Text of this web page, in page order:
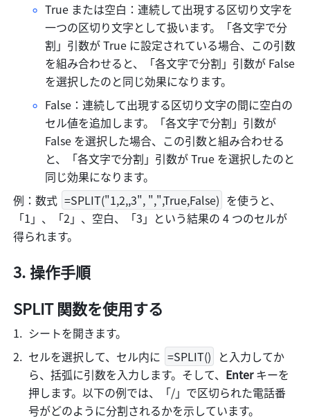
True または空白：連続して出現する区切り文字を
一つの区切り文字として扱います。「各文字で分
割」引数が True に設定されている場合、この引数
を組み合わせると、「各文字で分割」引数が False
を選択したのと同じ効果になります。
False：連続して出現する区切り文字の間に空白の
セル値を追加します。「各文字で分割」引数が
False を選択した場合、この引数と組み合わせる
と、「各文字で分割」引数が True を選択したのと
同じ効果になります。
例：数式 =SPLIT("1,2,,3", ",",True,False) を使うと、
「1」、「2」、空白、「3」という結果の 4 つのセルが
得られます。
操作手順
SPLIT 関数を使用する
シートを開きます。
セルを選択して、セル内に =SPLIT() と入力してか
ら、括弧に引数を入力します。そして、 Enter キーを
押します。以下の例では、「/」で区切られた電話番
号がどのように分割されるかを示しています。